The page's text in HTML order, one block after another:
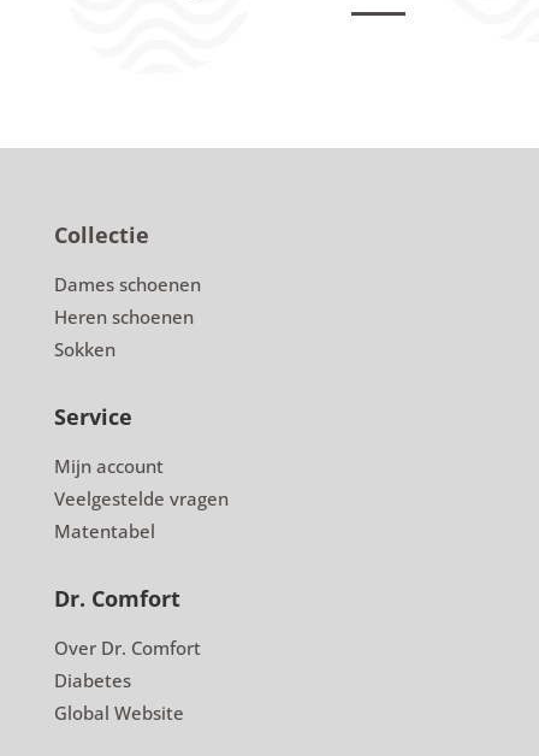
Collectie
Dames schoenen
Heren schoenen
Sokken
Service
Mijn account
Veelgestelde vragen
Matentabel
Dr. Comfort
Over Dr. Comfort
Diabetes
Global Website